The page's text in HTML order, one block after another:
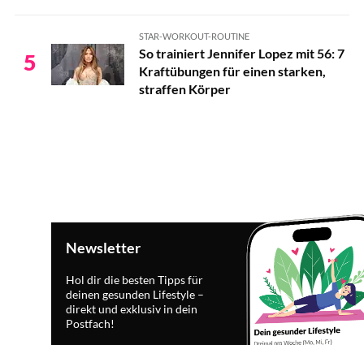
5
STAR-WORKOUT-ROUTINE
So trainiert Jennifer Lopez mit 56: 7
Kraftübungen für einen starken,
straffen Körper
Newsletter
Hol dir die besten Tipps für
deinen gesunden Lifestyle –
direkt und exklusiv in dein
Postfach!